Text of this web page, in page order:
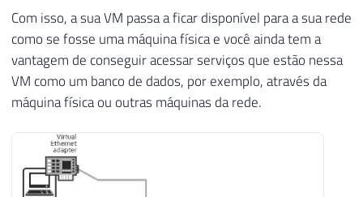
Com isso, a sua VM passa a ficar disponível para a sua rede
como se fosse uma máquina física e você ainda tem a
vantagem de conseguir acessar serviços que estão nessa
VM como um banco de dados, por exemplo, através da
máquina física ou outras máquinas da rede.